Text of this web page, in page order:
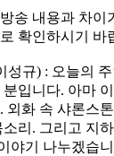
송 내용과 차이
확인하시기 바
규) : 오늘의
입니다. 아마
외화 속 샤론스
리. 그리고 지
야기 나누겠습